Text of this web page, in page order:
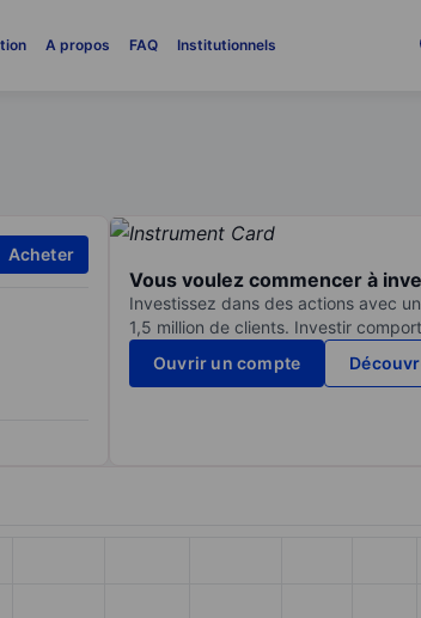
A propos FAQ Institutionnels
Acheter
Vous voulez commencer à
Investissez dans des actions avec
1,5 million de clients. Investir
Ouvrir un compte